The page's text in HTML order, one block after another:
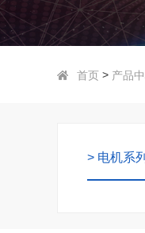
首页 > 产品
> 电机系列